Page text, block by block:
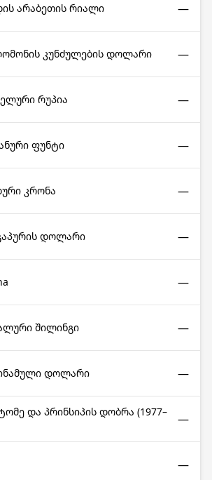
არაბეთის რიალი —
კუნძულების დოლარი —
რუპია —
ფუნტი —
კრონა —
დოლარი —
—
შილინგი —
დოლარი —
და პრინსიპის დობრა (1977–
—
—